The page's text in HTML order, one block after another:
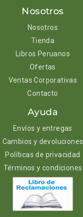
Nosotros
Nosotros
Tienda
Libros Peruanos
Ofertas
Ventas Corporativas
Contacto
Ayuda
Envíos y entregas
Cambios y devoluciones
Políticas de privacidad
Términos y condiciones